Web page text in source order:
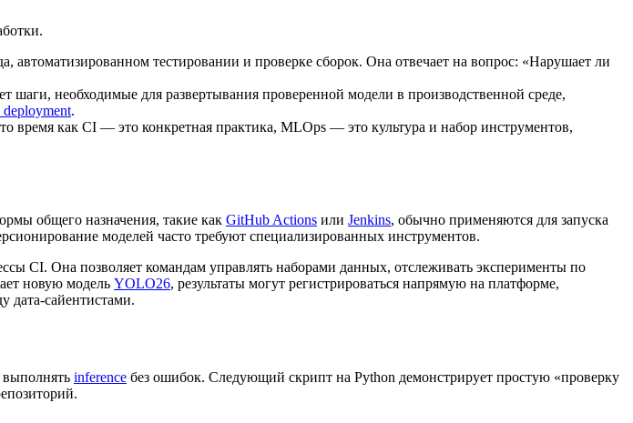
автоматизированном тестировании и проверке сборок. Она отвечает на вопрос: «Нарушает ли
шаги, необходимые для развертывания проверенной модели в производственной среде,
deployment.
как CI — это конкретная практика, MLOps — это культура и набор инструментов,
общего назначения, такие как GitHub Actions или Jenkins, обычно применяются для запуска
моделей часто требуют специализированных инструментов.
CI. Она позволяет командам управлять наборами данных, отслеживать эксперименты по
новую модель YOLO26, результаты могут регистрироваться напрямую на платформе,
дата-сайентистами.
выполнять inference без ошибок. Следующий скрипт на Python демонстрирует простую «проверку